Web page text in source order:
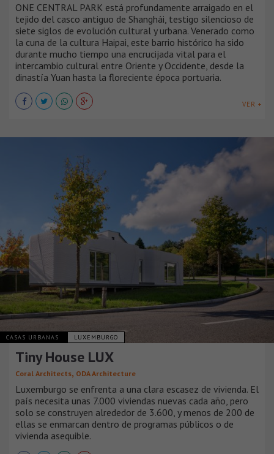
ONE CENTRAL PARK está profundamente arraigado en el
tejido del casco antiguo de Shanghái, testigo silencioso de
siete siglos de evolución cultural y urbana. Venerado como
la cuna de la cultura Haipai, este barrio histórico ha sido
durante mucho tiempo una encrucijada vital para el
intercambio cultural entre Oriente y Occidente, desde la
dinastía Yuan hasta la floreciente época portuaria.
VER +
CASAS URBANAS LUXEMBURGO
Tiny House LUX
Coral Architects, ODA Architecture
Luxemburgo se enfrenta a una clara escasez de vivienda. El
país necesita unas 7.000 viviendas nuevas cada año, pero
solo se construyen alrededor de 3.600, y menos de 200 de
ellas se enmarcan dentro de programas públicos o de
vivienda asequible.